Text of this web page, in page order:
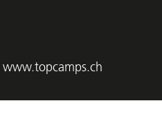
www.topcamps.ch